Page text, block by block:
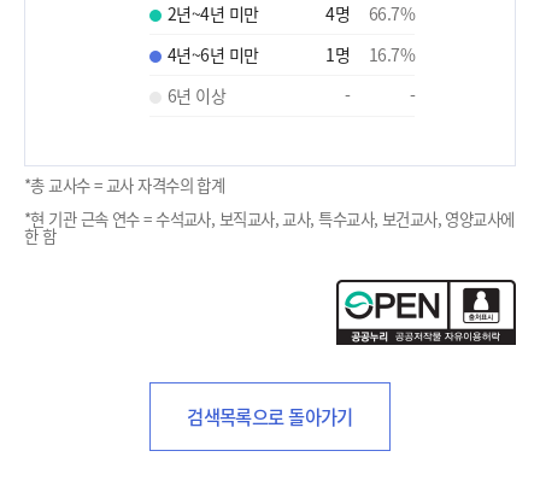
2년~4년 미만
4명 66.7%
4년~6년 미만
1명 16.7%
6년 이상
- -
*총 교사수 = 교사 자격수의 합계
*현 기관 근속 연수 = 수석교사, 보직교사, 교사, 특수교사, 보건교사, 영양교사에
한 함
검색목록으로 돌아가기